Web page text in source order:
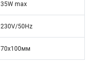
35W max
230V/50Hz
70х100мм